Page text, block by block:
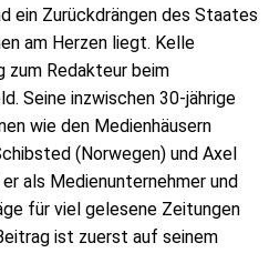
ein Zurückdrängen des Staates
am Herzen liegt. Kelle
zum Redakteur beim
Seine inzwischen 30-jährige
wie den Medienhäusern
(Norwegen) und Axel
als Medienunternehmer und
für viel gelesene Zeitungen
ist zuerst auf seinem